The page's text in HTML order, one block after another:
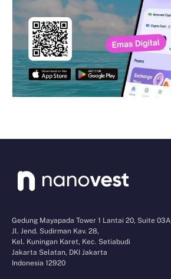
Gedung Mayapada Tower 1 Lantai 20, Suite 03A
Jl. Jend. Sudirman Kav. 28,
Kel. Kuningan Karet, Kec. Setiabudi
Jakarta Selatan, DKI Jakarta
Indonesia 12920